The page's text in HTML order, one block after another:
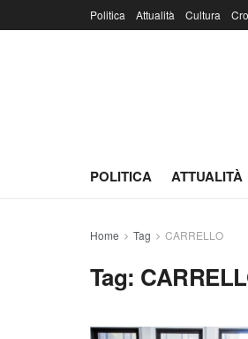
Politica Attualità Cultura
POLITICA ATTUALITÀ
Home Tag CARRELLO
Tag: